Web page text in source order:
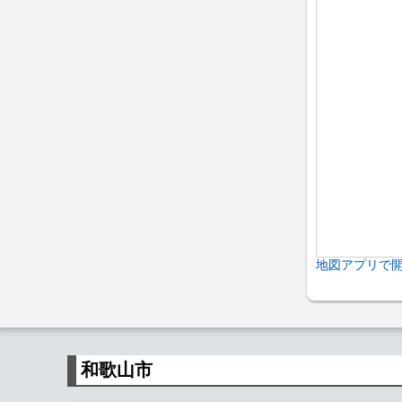
地図アプリで
和歌山市